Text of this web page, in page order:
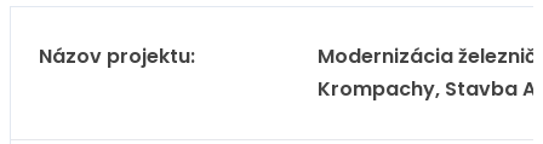
Názov projektu:
Modernizácia
Krompachy, Stavba